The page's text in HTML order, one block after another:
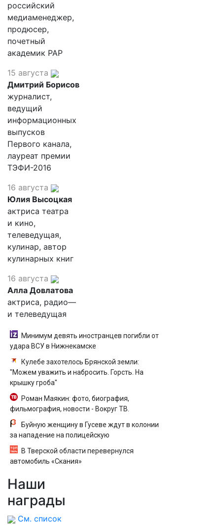
российский
медиаменеджер,
продюсер,
почетный
академик РАР
15 августа
Дмитрий Борисов
журналист,
ведущий
информационных
выпусков
Первого канала,
лауреат премии
ТЭФИ-2016
16 августа
Юлия Высоцкая
актриса театра
и кино,
телеведущая,
кулинар, автор
кулинарных книг
16 августа
Алла Довлатова
актриса, радио—
и телеведущая
Минимум девять иностранцев погибли от
удара ВСУ в Нижнекамске
Кулебе захотелось Брянской земли:
"Можем уважить и набросить. Горсть. На
крышку гроба"
Роман Маякин: фото, биография,
фильмография, новости - Вокруг ТВ.
Буйную женщину в Гусеве ждут в колонии
за нападение на полицейскую
В Тверской области перевернулся
автомобиль «Скания»
Наши
награды
См. список